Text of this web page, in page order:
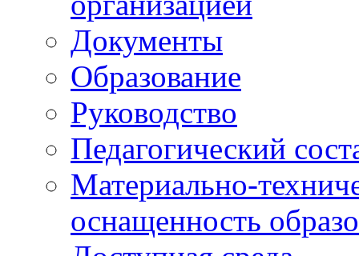
Документы
Образование
Руководство
Педагогический
Материально-
оснащенность